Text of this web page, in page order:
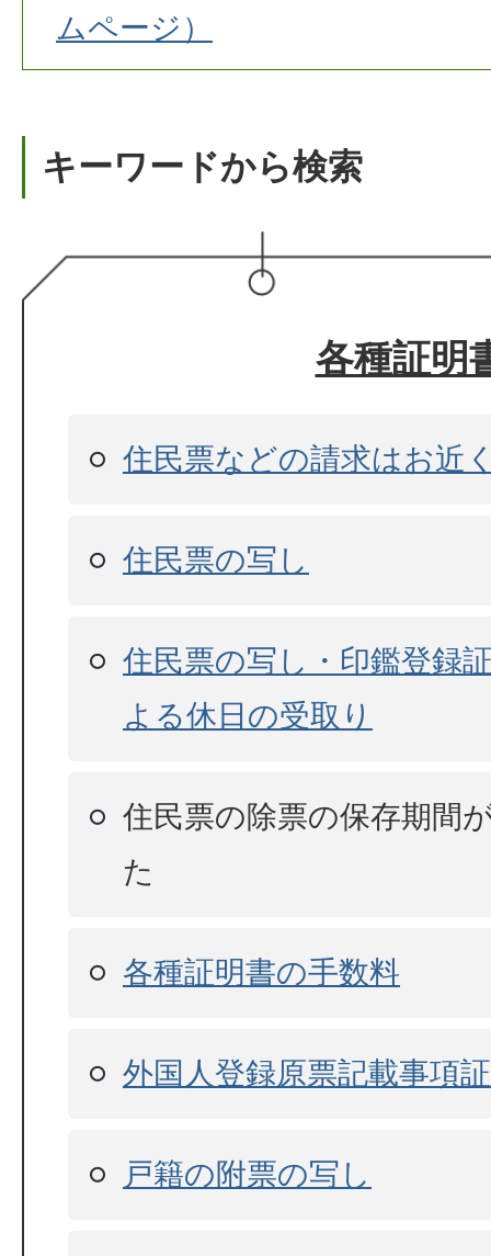
ムページ）
キーワードから検索
各種証明
住民票などの請求はお近
住民票の写し
住民票の写し・印鑑登録
よる休日の受取り
住民票の除票の保存期間
た
各種証明書の手数料
外国人登録原票記載事項
戸籍の附票の写し